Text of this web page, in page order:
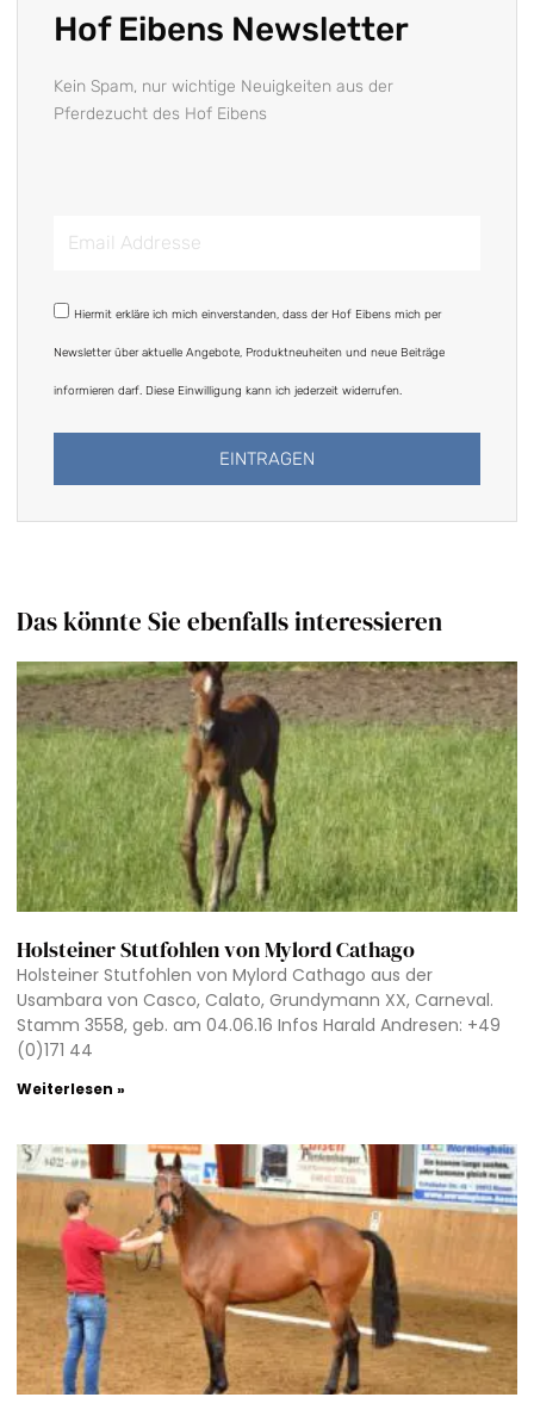
Hof Eibens Newsletter
Kein Spam, nur wichtige Neuigkeiten aus der
Pferdezucht des Hof Eibens
Email
DSGVO
Hiermit erkläre ich mich einverstanden, dass der Hof Eibens mich per
Newsletter über aktuelle Angebote, Produktneuheiten und neue Beiträge
informieren darf. Diese Einwilligung kann ich jederzeit widerrufen.
EINTRAGEN
Das könnte Sie ebenfalls interessieren
Holsteiner Stutfohlen von Mylord Cathago
Holsteiner Stutfohlen von Mylord Cathago aus der
Usambara von Casco, Calato, Grundymann XX, Carneval.
Stamm 3558, geb. am 04.06.16 Infos Harald Andresen: +49
(0)171 44
Weiterlesen »